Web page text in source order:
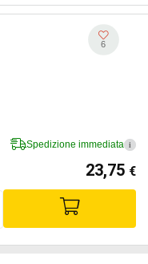
6
Spedizione immediata i
23,75 €